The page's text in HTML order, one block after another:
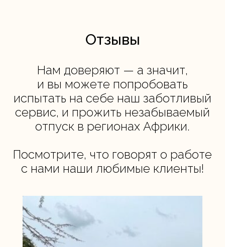
Отзывы
Нам доверяют — а значит,
и вы можете попробовать
испытать на себе наш заботливый
сервис, и прожить незабываемый
отпуск в регионах Африки.
Посмотрите, что говорят о работе
с нами наши любимые клиенты!